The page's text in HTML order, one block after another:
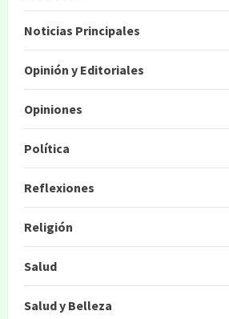
Noticias Principales
Opinión y Editoriales
Opiniones
Política
Reflexiones
Religión
Salud
Salud y Belleza